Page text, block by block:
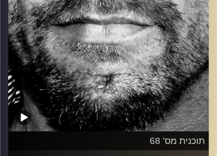
תוכנית מס' 68